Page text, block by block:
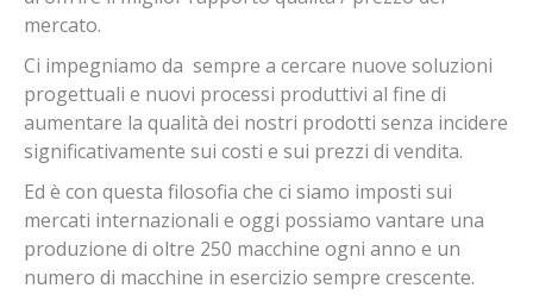
mercato.
Ci impegniamo da sempre a cercare nuove soluzioni
progettuali e nuovi processi produttivi al fine di
aumentare la qualità dei nostri prodotti senza incidere
significativamente sui costi e sui prezzi di vendita.
Ed è con questa filosofia che ci siamo imposti sui
mercati internazionali e oggi possiamo vantare una
produzione di oltre 250 macchine ogni anno e un
numero di macchine in esercizio sempre crescente.